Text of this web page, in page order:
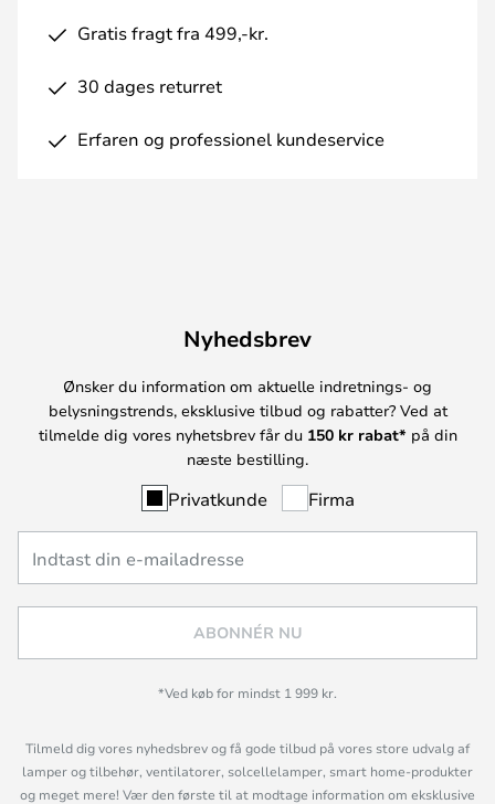
Gratis fragt fra 499,-kr.
30 dages returret
Erfaren og professionel kundeservice
Nyhedsbrev
Ønsker du information om aktuelle indretnings- og
belysningstrends, eksklusive tilbud og rabatter? Ved at
tilmelde dig vores nyhetsbrev får du 150 kr rabat* på din
næste bestilling.
Privatkunde Firma
ABONNÉR NU
*Ved køb for mindst 1 999 kr.
Tilmeld dig vores nyhedsbrev og få gode tilbud på vores store udvalg af
lamper og tilbehør, ventilatorer, solcellelamper, smart home-produkter
og meget mere! Vær den første til at modtage information om eksklusive